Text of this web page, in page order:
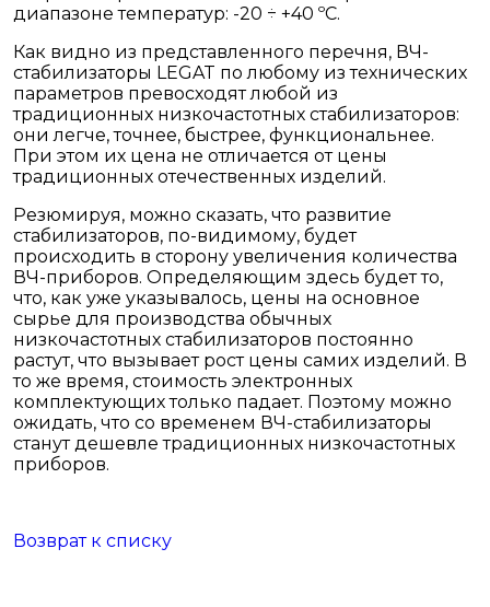
диапазоне температур: -20 ÷ +40 ºС.
Как видно из представленного перечня, ВЧ-
стабилизаторы LEGAT по любому из технических
параметров превосходят любой из
традиционных низкочастотных стабилизаторов:
они легче, точнее, быстрее, функциональнее.
При этом их цена не отличается от цены
традиционных отечественных изделий.
Резюмируя, можно сказать, что развитие
стабилизаторов, по-видимому, будет
происходить в сторону увеличения количества
ВЧ-приборов. Определяющим здесь будет то,
что, как уже указывалось, цены на основное
сырье для производства обычных
низкочастотных стабилизаторов постоянно
растут, что вызывает рост цены самих изделий. В
то же время, стоимость электронных
комплектующих только падает. Поэтому можно
ожидать, что со временем ВЧ-стабилизаторы
станут дешевле традиционных низкочастотных
приборов.
Возврат к списку